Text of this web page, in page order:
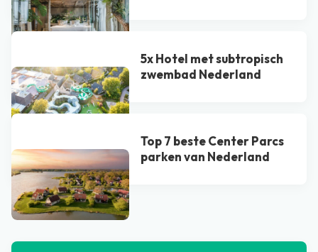
5x Hotel met subtropisch
zwembad Nederland
Top 7 beste Center Parcs
parken van Nederland
Bekijk alle blogs